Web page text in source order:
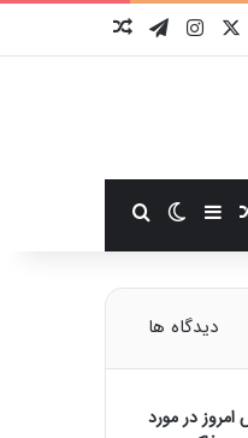
فیسبوکایکس اینستاگرام
تلگرام
نوشته تصادفی
سایدبارتغییر پوسته
دیدگاه ها
در مورد